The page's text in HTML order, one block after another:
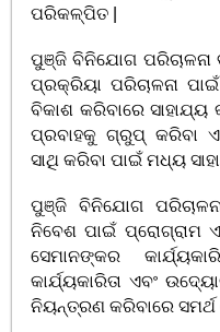
ପରିକଳ୍ପିତ |
ପୁଞ୍ଜି ବିନିଯୋଗ
ପ୍ରକ୍ରିୟା ପରିଚାଳନା
ବିକାଶ କରିବାରେ
ପ୍ରବାହକୁ ଗ୍ରୁପ୍ କରିବା
ସାଥି କରିବା ପାଇଁ ମଧ୍ୟ
ପୁଞ୍ଜି ବିନିଯୋଗ
ନିବେଶ ପାଇଁ ପ୍ରୋଗ୍ରାମ
ସେମାନଙ୍କର
କାର୍ଯ୍ୟକାରିତା ଏବଂ
ନିୟନ୍ତ୍ରଣ କରିବାରେ ସମର୍ଥ